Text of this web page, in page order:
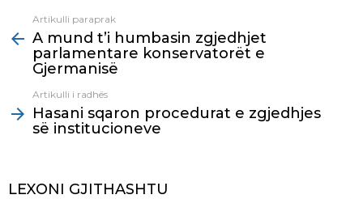
more
Artikulli paraprak
A mund t’i humbasin zgjedhjet
parlamentare konservatorët e
Gjermanisë
Artikulli i radhës
Hasani sqaron procedurat e zgjedhjes
së institucioneve
LEXONI GJITHASHTU